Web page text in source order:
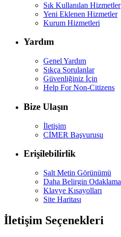
Sık Kullanılan Hizmetler
Yeni Eklenen Hizmetler
Kurum Hizmetleri
Yardım
Genel Yardım
Sıkça Sorulanlar
Güvenliğiniz İçin
Help For Non-Citizens
Bize Ulaşın
İletişim
CİMER Başvurusu
Erişilebilirlik
Salt Metin Görünümü
Daha Belirgin Odaklama
Klavye Kısayolları
Site Haritası
İletişim Seçenekleri